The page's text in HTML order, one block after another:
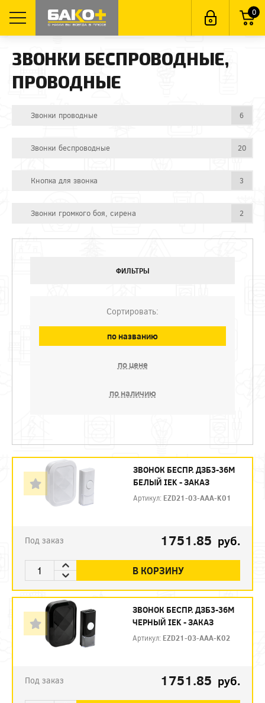
0
ЗВОНКИ БЕСПРОВОДНЫЕ,
ПРОВОДНЫЕ
Звонки проводные 6
Звонки беспроводные 20
Кнопка для звонка 3
Звонки громкого боя, сирена 2
ФИЛЬТРЫ
Сортировать:
по названию
по цене
по наличию
ЗВОНОК БЕСПР. ДЗБ3-36М
БЕЛЫЙ IEK - ЗАКАЗ
Артикул: EZD21-03-AAA-K01
Под заказ 1751.85 руб.
В КОРЗИНУ
ЗВОНОК БЕСПР. ДЗБ3-36М
ЧЕРНЫЙ IEK - ЗАКАЗ
Артикул: EZD21-03-AAA-K02
Под заказ 1751.85 руб.